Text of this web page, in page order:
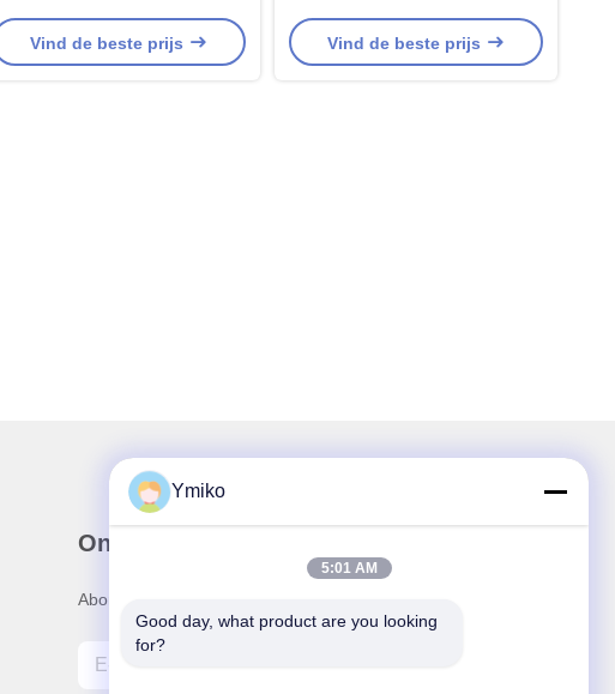
Breaker Inserts voor staal semi-
beëindigt en het eindigen
Vind de beste prijs
inzetstukken voor de
halffabricatie en de afwerking
Vind de beste prijs
Onze Nieuwsbrief
Abonneer u op onze nieuwsbrief voor kortingen en meer.
Ymiko
5:01 AM
Good day, what product are you looking
for?